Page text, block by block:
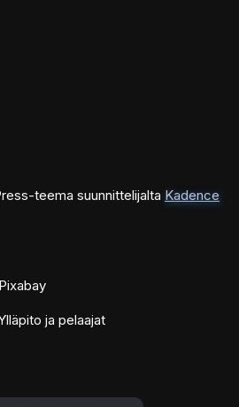
teema suunnittelijalta Kadence
ja pelaajat